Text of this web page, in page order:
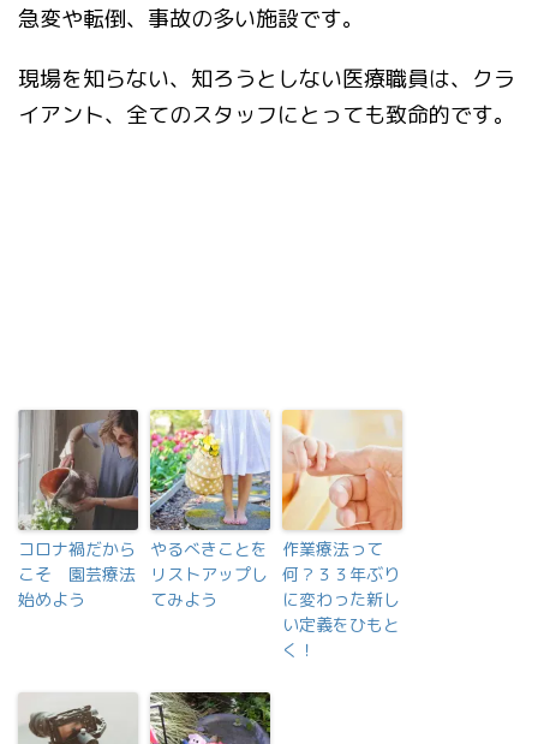
急変や転倒、事故の多い施設です。
現場を知らない、知ろうとしない医療職員は、クラ
イアント、全てのスタッフにとっても致命的です。
コロナ禍だから
こそ 園芸療法
始めよう
やるべきことを
リストアップし
てみよう
作業療法って
何？３３年ぶり
に変わった新し
い定義をひもと
く！